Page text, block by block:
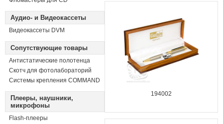
Аудио- и Видеокассеты
Видеокассеты DVM
Сопутствующие товары
Антистатические полотенца
Скотч для фотолабораторий
Системы крепления COMMAND
Плееры, наушники,
микрофоны
Flash-плееры
194002